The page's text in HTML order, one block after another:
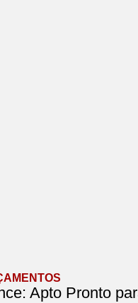
Apto Pronto